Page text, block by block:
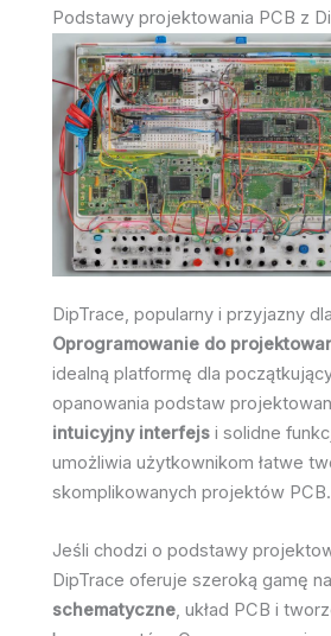
Podstawy projektowania PCB z
DipTrace, popularny i przyjazny
Oprogramowanie do
idealną platformę dla
opanowania podstaw
intuicyjny interfejs i solidne
umożliwia użytkownikom łatwe
skomplikowanych projektów PCB.
Jeśli chodzi o podstawy
DipTrace oferuje szeroką gamę
schematyczne, układ PCB i